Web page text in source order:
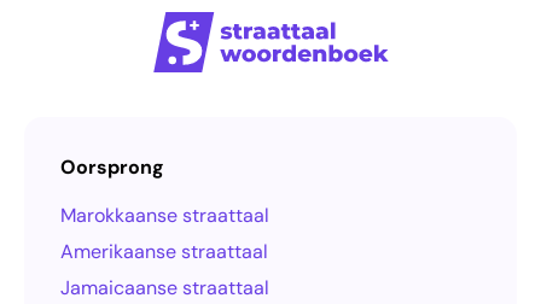
Oorsprong
Marokkaanse straattaal
Amerikaanse straattaal
Jamaicaanse straattaal